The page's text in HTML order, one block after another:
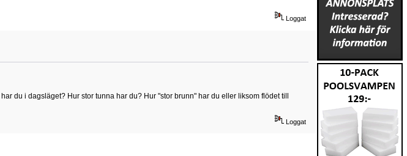
Loggat
du i dagsläget? Hur stor tunna har du? Hur "stor brunn" har du eller liksom flödet till
Loggat